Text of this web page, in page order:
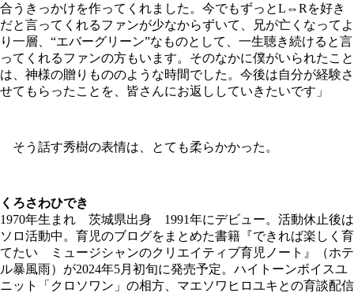
合うきっかけを作ってくれました。今でもずっとL⇔Rを好き
だと言ってくれるファンが少なからずいて、兄が亡くなってよ
り一層、“エバーグリーン”なものとして、一生聴き続けると言
ってくれるファンの方もいます。そのなかに僕がいられたこと
は、神様の贈りもののような時間でした。今後は自分が経験さ
せてもらったことを、皆さんにお返ししていきたいです」
そう話す秀樹の表情は、とても柔らかかった。
くろさわひでき
1970年生まれ 茨城県出身 1991年にデビュー。活動休止後は
ソロ活動中。育児のブログをまとめた書籍『できれば楽しく育
てたい ミュージシャンのクリエイティブ育児ノート』（ホテ
ル暴風雨）が2024年5月初旬に発売予定。ハイトーンボイスユ
ニット「クロソワン」の相方、マエソワヒロユキとの育談配信